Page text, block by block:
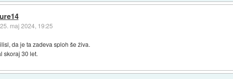
25. maj 2024, 19:25
da je ta zadeva sploh še živa.
skoraj 30 let.